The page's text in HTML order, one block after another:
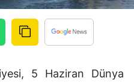
5 Haziran Dünya